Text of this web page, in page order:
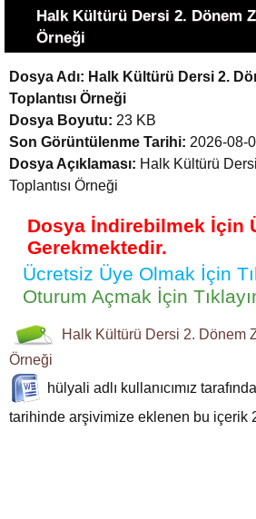
Halk Kültürü Dersi 2. Dönem
Örneği
Dosya Adı: Halk Kültürü Dersi 2.
Toplantısı Örneği
Dosya Boyutu: 23 KB
Son Görüntülenme Tarihi: 2026-08-
Dosya Açıklaması: Halk Kültürü
Toplantısı Örneği
Dosya İndirebilmek İçin
Gerekmektedir.
Ücretsiz Üye Olmak İçin
Oturum Açmak İçin
Halk Kültürü Dersi 2. Dönem
Örneği
hülyali adlı kullanıcımız
tarihinde arşivimize eklenen bu içerik